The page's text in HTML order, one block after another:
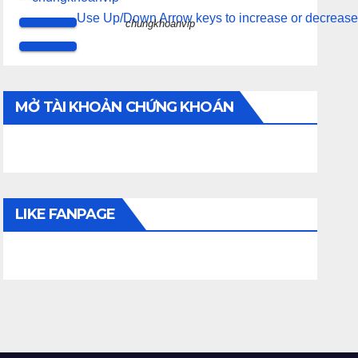
Use Up/Down Arrow keys to increase or
chungkhoanvip
MỞ TÀI KHOẢN CHỨNG KHOÁN
LIKE FANPAGE